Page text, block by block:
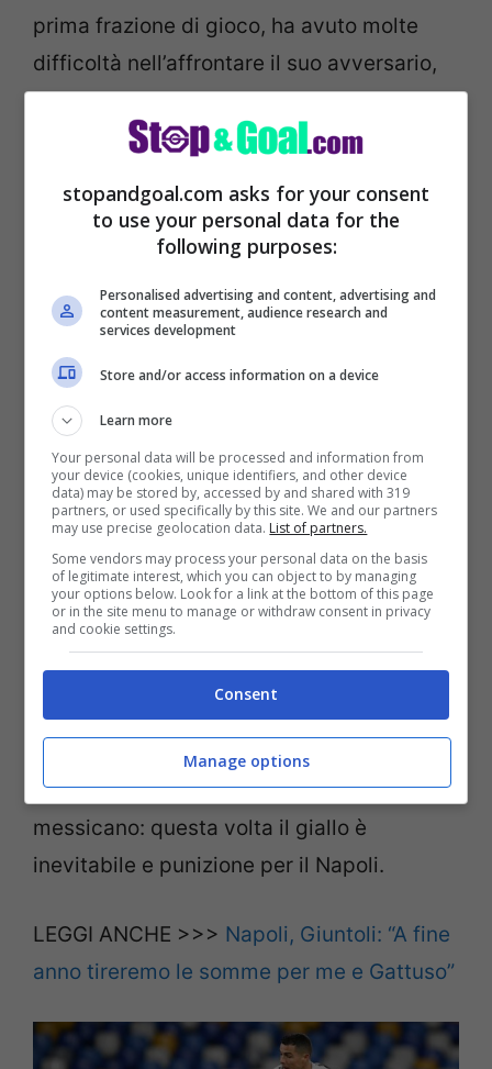
prima frazione di gioco, ha avuto molte
difficoltà nell’affrontare il suo avversario,
Hirving Lozano. Il ‘Chucky’ viene atterrato
due volte dall’ex Fiorentina.
Doveri non ha estrato il cartellino giallo in
nessun caso, ma le immagini parlano
chiaro: entrambe le scorrettezze
meritavano una ammonizione. La partita
del difensore doveva interrompersi forse
dopo la mezz’ora di gioco.
A pochi minuti dal termine del primo
tempo, ancora un fallo di Cuadrado sul
messicano: questa volta il giallo è
inevitabile e punizione per il Napoli.
LEGGI ANCHE >>> Napoli, Giuntoli: “A fine
anno tireremo le somme per me e Gattuso”
stopandgoal.com asks for your consent
to use your personal data for the
following purposes:
Personalised advertising and content, advertising and
content measurement, audience research and
services development
Store and/or access information on a device
Learn more
Your personal data will be processed and information from
your device (cookies, unique identifiers, and other device
data) may be stored by, accessed by and shared with 319
partners, or used specifically by this site. We and our partners
may use precise geolocation data. List of partners.
Some vendors may process your personal data on the basis
of legitimate interest, which you can object to by managing
your options below. Look for a link at the bottom of this page
or in the site menu to manage or withdraw consent in privacy
and cookie settings.
Consent
Manage options